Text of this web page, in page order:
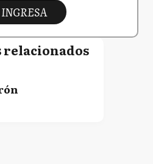
INGRESA